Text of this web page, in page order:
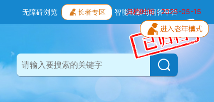
归档时间：2025-05-15
无障碍浏览 长者专区 智能检索与问答平台